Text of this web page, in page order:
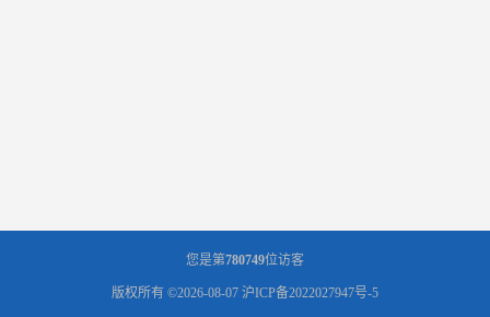
您是第780749位访客
版权所有 ©2026-08-07 沪ICP备2022027947号-5